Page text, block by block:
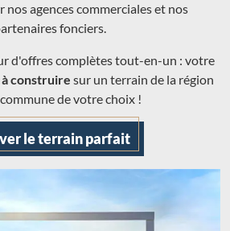
nos agences commerciales et nos
fonciers.
d'offres complètes tout-en-un : votre
construire sur un terrain de la région
de votre choix !
le terrain parfait